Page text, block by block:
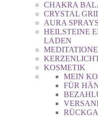
CHAKRA
CRYSTAL
AURA SPRAYS
HEILSTEINE
LADEN
KOSMETIK
MEIN
FÜR